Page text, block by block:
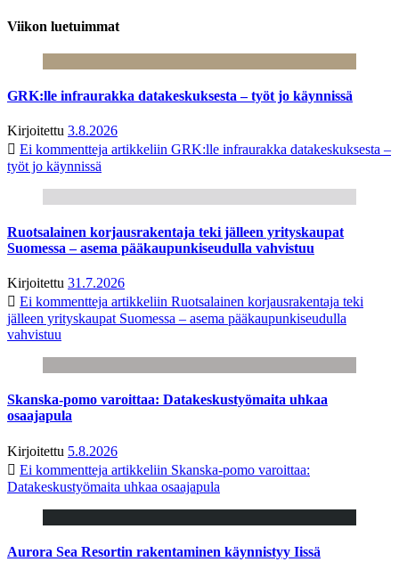
Viikon luetuimmat
GRK:lle infraurakka datakeskuksesta – työt jo käynnissä
Kirjoitettu 3.8.2026
Ei kommentteja artikkeliin GRK:lle infraurakka datakeskuksesta –
työt jo käynnissä
Ruotsalainen korjausrakentaja teki jälleen yrityskaupat
Suomessa – asema pääkaupunkiseudulla vahvistuu
Kirjoitettu 31.7.2026
Ei kommentteja artikkeliin Ruotsalainen korjausrakentaja teki
jälleen yrityskaupat Suomessa – asema pääkaupunkiseudulla
vahvistuu
Skanska-pomo varoittaa: Datakeskustyömaita uhkaa
osaajapula
Kirjoitettu 5.8.2026
Ei kommentteja artikkeliin Skanska-pomo varoittaa:
Datakeskustyömaita uhkaa osaajapula
Aurora Sea Resortin rakentaminen käynnistyy Iissä